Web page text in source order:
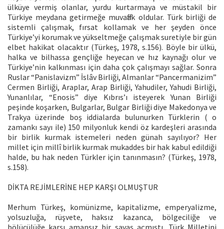
ülküye vermiş olanlar, yurdu kurtarmaya ve müstakil bir
Türkiye meydana getirmeğe muvaffak oldular. Türk birliği de
sistemli çalışmak, fırsat kollamak ve her şeyden önce
Türkiye’yi korumak ve yükseltmeğe çalışmak suretiyle bir gün
elbet hakikat olacaktır (Türkeş, 1978, s.156). Böyle bir ülkü,
halka ve bilhassa gençliğe heyecan ve hız kaynağı olur ve
Türkiye’nin kalkınması için daha çok çalışmayı sağlar. Sonra
Ruslar “Panislavizm” İslâv Birliği, Almanlar “Pancermanizim”
Cermen Birliği, Araplar, Arap Birliği, Yahudiler, Yahudi Birliği,
Yunanlılar, “Enosis” diye Kıbrıs’ı isteyerek Yunan Birliği
peşinde koşarken, Bulgarlar, Bulgar Birliği diye Makedonya ve
Trakya üzerinde boş iddialarda bulunurken Türklerin ( o
zamankı sayı ile) 150 milyonluk kendi öz kardeşleri arasında
bir birlik kurmak istemeleri neden günah sayılıyor? Her
millet için millî birlik kurmak mukaddes bir hak kabul edildiği
halde, bu hak neden Türkler için tanınmasın? (Türkeş, 1978,
s.158).
DİKTA REJİMLERİNE HEP KARŞI OLMUŞTUR
Merhum Türkeş, komünizme, kapitalizme, emperyalizme,
yolsuzluğa, rüşvete, haksız kazanca, bölgeciliğe ve
bölücülüğe karşı amansız bir savaş açmıştı. Türk Milletini